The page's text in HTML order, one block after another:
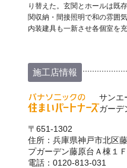
り替えた。玄関とホールは既
関収納・間接照明で和の雰囲
内装建具も一新させ各個室を充
施工店情報
サン
ガーデ
〒651-1302
住所：兵庫県神戸市北区
プガーデン藤原台Ａ棟１Ｆ
電話：0120-813-031